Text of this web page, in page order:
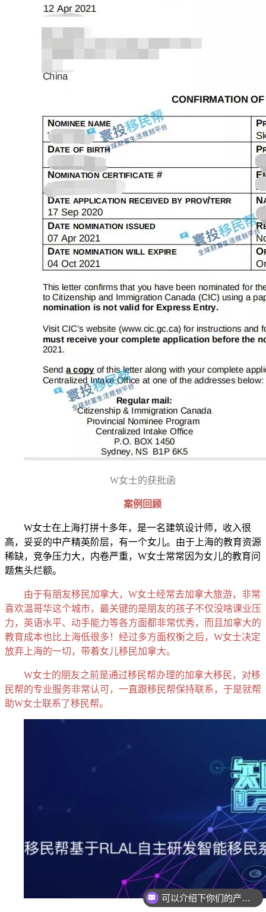
W女士的获批函
案例回顾
W女士在上海打拼十多年，是一名建筑设计师，收入很
高，妥妥的中产精英阶层，有一个女儿。由于上海的教育资源
稀缺，竞争压力大，内卷严重，W女士常常因为女儿的教育问
题焦头烂额。
由于有朋友移民加拿大，W女士经常去加拿大旅游，非常
喜欢温哥华这个城市，最关键的是朋友的孩子不仅没啥课业压
力，英语水平、动手能力等各方面都非常优秀，而且加拿大的
教育成本也比上海低很多！经过多方面权衡之后，W女士决定
放弃上海的一切，带着女儿移民加拿大。
W女士的朋友之前是通过移民帮办理的加拿大移民，对移
民帮的专业服务非常认可，一直跟移民帮保持联系，于是就帮
助W女士联系了移民帮。